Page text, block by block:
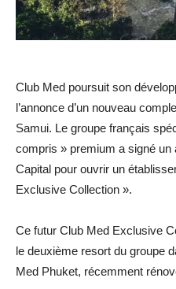
Club Med poursuit son
l’annonce d’un nouveau
Samui. Le groupe français
compris » premium a signé
Capital pour ouvrir un
Exclusive Collection ».
Ce futur Club Med Exclusive
le deuxième resort du groupe
Med Phuket, récemment